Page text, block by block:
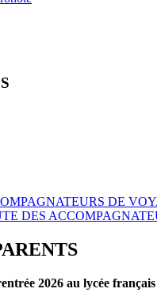
DE
DES
2026 au lycée